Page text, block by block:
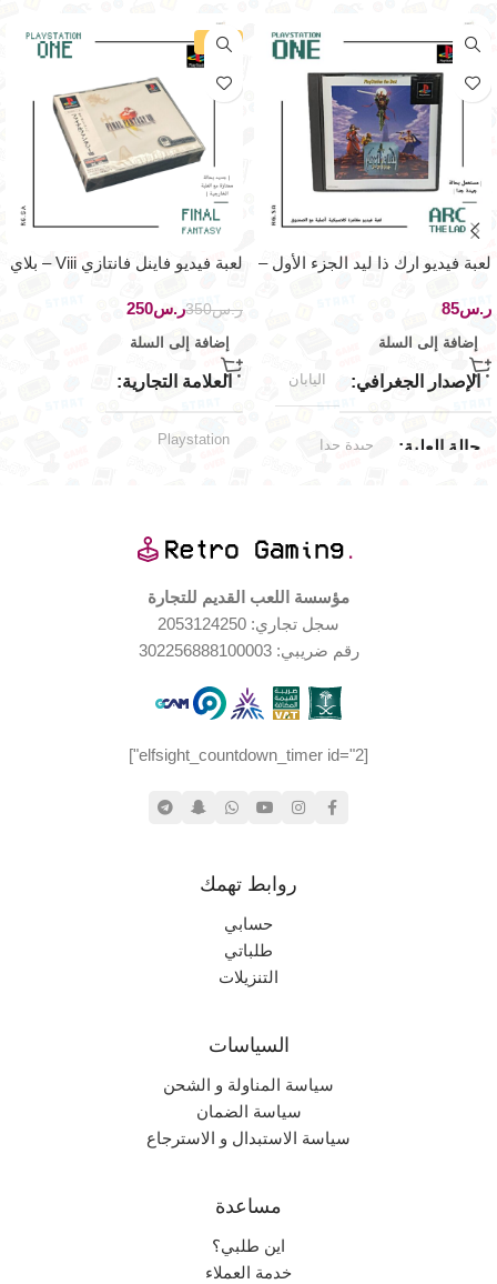
لعبة فيديو ارك ذا ليد الجزء الأول –
ر.س
إضافة إلى السلة
الإصدار الجغرافي اليابان
حالة العلبة جيدة جدا
مستخدم بحالة جيدة جدا
-29%
لعبة فيديو فاينل فانتازي Viii – بلاي
ر.س350ر.س250
إضافة إلى السلة
العلامة التجارية
Playstation
الملحقات المتضمّنة
كاتالوج اللعبة
,
٤ أقراص اللعبة
منصات اللعب المدعومة
,
بليستيشن ٢
الندرة
مؤسسة اللعب القديم للتجارة
سجل تجاري: 2053124250
رقم ضريبي: 302256888100003
[elfsight_countdown_timer id="2"]
روابط تهمك
حسابي
طلباتي
التنزيلات
السياسات
سياسة المناولة و الشحن
سياسة الضمان
سياسة الاستبدال و الاسترجاع
مساعدة
اين طلبي؟
خدمة العملاء